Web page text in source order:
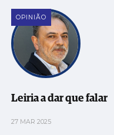
OPINIÃO
Leiria a dar que falar
27 MAR 2025